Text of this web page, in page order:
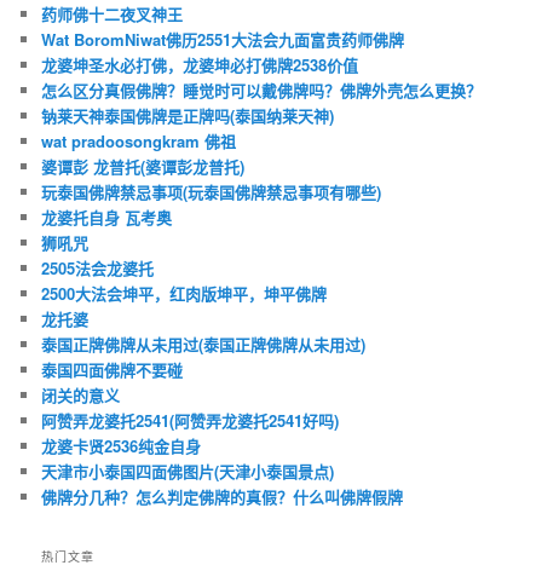
药师佛十二夜叉神王
Wat BoromNiwat佛历2551大法会九面富贵药师佛牌
龙婆坤圣水必打佛，龙婆坤必打佛牌2538价值
怎么区分真假佛牌？睡觉时可以戴佛牌吗？佛牌外壳怎么更换？
钠莱天神泰国佛牌是正牌吗(泰国纳莱天神)
wat pradoosongkram 佛祖
婆谭彭 龙普托(婆谭彭龙普托)
玩泰国佛牌禁忌事项(玩泰国佛牌禁忌事项有哪些)
龙婆托自身 瓦考奥
狮吼咒
2505法会龙婆托
2500大法会坤平，红肉版坤平，坤平佛牌
龙托婆
泰国正牌佛牌从未用过(泰国正牌佛牌从未用过)
泰国四面佛牌不要碰
闭关的意义
阿赞弄龙婆托2541(阿赞弄龙婆托2541好吗)
龙婆卡贤2536纯金自身
天津市小泰国四面佛图片(天津小泰国景点)
佛牌分几种？怎么判定佛牌的真假？什么叫佛牌假牌
热门文章